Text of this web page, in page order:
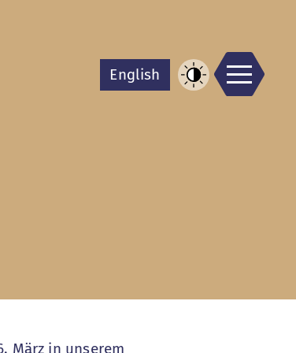
English
Kontrast
März in unserem